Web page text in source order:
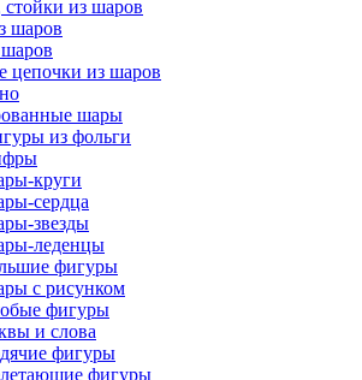
из шаров
шаров
цепочки из шаров
шары
из фольги
круги
сердца
звезды
леденцы
фигуры
с рисунком
фигуры
и слова
фигуры
фигуры